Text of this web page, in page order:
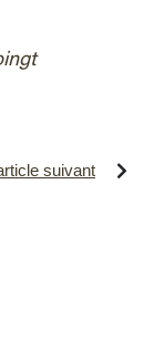
suivant